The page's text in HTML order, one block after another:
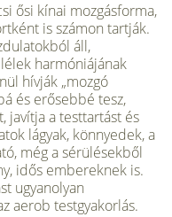
ősi kínai mozgásforma,
is számon tartják.
áll,
harmóniájának
hívják „mozgó
és erősebbé tesz,
javítja a testtartást és
lágyak, könnyedek, a
még a sérülésekből
idős embereknek is.
ugyanolyan
aerob testgyakorlás.